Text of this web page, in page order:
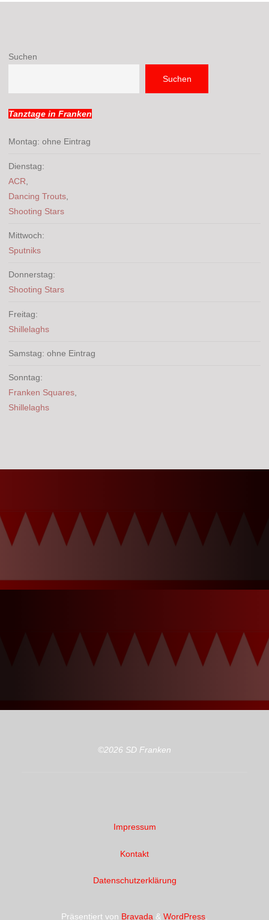
Suchen
Suchen
Tanztage in Franken
Montag: ohne Eintrag
Dienstag:
ACR
Dancing Trouts
Shooting Stars
Mittwoch:
Sputniks
Donnerstag:
Shooting Stars
Freitag:
Shillelaghs
Samstag: ohne Eintrag
Sonntag:
Franken Squares,
Shillelaghs
©2026 SD Franken
Impressum
Kontakt
Datenschutzerklärung
Präsentiert von Bravada & WordPress